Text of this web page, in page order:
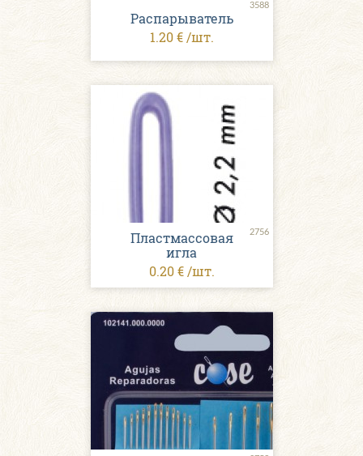
3588
Распарыватель
1.20 € /шт.
2756
Пластмассовая
игла
0.20 € /шт.